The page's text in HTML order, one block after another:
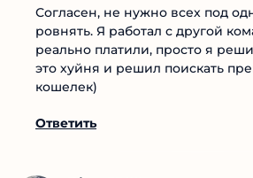
реально платили, просто я
месяц это хуйня и решил
на свой кошелек)
Ответить